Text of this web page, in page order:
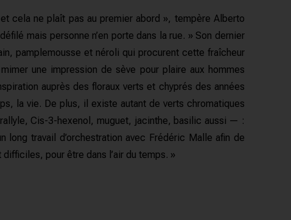
cela ne plaît pas au premier abord », tempère Alberto
mais personne n’en porte dans la rue. » Son dernier
pamplemousse et néroli qui procurent cette fraîcheur
une impression de sève pour plaire aux hommes
auprès des floraux verts et chyprés des années
la vie. De plus, il existe autant de verts chromatiques
Cis-3-hexenol, muguet, jacinthe, basilic aussi — :
travail d’orchestration avec Frédéric Malle afin de
pour être dans l’air du temps. »